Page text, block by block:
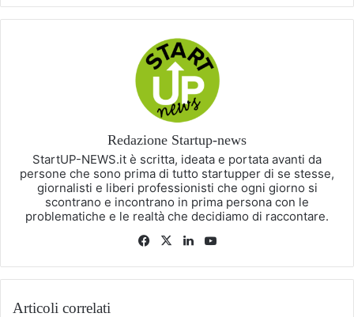
Redazione Startup-news
StartUP-NEWS.it è scritta, ideata e portata avanti da
persone che sono prima di tutto startupper di se stesse,
giornalisti e liberi professionisti che ogni giorno si
scontrano e incontrano in prima persona con le
problematiche e le realtà che decidiamo di raccontare.
Facebook
X LinkedIn
Articoli correlati